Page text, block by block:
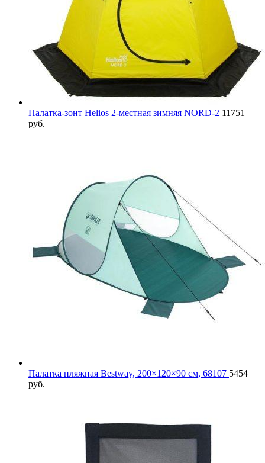
Палатка-зонт Helios 2-местная зимняя NORD-2 11751
руб.
Палатка пляжная Bestway, 200×120×90 см, 68107 5454
руб.